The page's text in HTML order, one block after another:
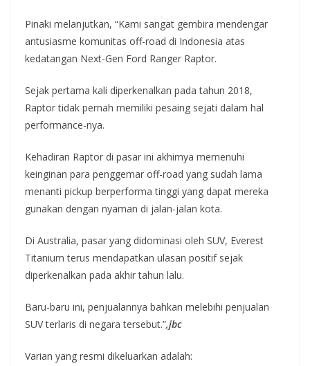
Pinaki melanjutkan, “Kami sangat gembira mendengar
antusiasme komunitas off-road di Indonesia atas
kedatangan Next-Gen Ford Ranger Raptor.
Sejak pertama kali diperkenalkan pada tahun 2018,
Raptor tidak pernah memiliki pesaing sejati dalam hal
performance-nya.
Kehadiran Raptor di pasar ini akhirnya memenuhi
keinginan para penggemar off-road yang sudah lama
menanti pickup berperforma tinggi yang dapat mereka
gunakan dengan nyaman di jalan-jalan kota.
Di Australia, pasar yang didominasi oleh SUV, Everest
Titanium terus mendapatkan ulasan positif sejak
diperkenalkan pada akhir tahun lalu.
Baru-baru ini, penjualannya bahkan melebihi penjualan
SUV terlaris di negara tersebut.”,jbc
Varian yang resmi dikeluarkan adalah: